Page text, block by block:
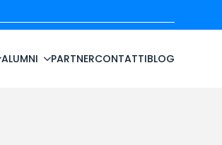
ALUMNI PARTNERCONTATTIBLOG